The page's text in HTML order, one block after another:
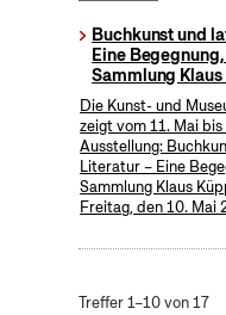
Buchkunst und
Eine
Sammlung
Die Kunst- und
zeigt vom 11. Mai
Ausstellung:
Literatur – Eine
Sammlung Klaus
Freitag, den 10. Mai
Treffer 1–10 von 17